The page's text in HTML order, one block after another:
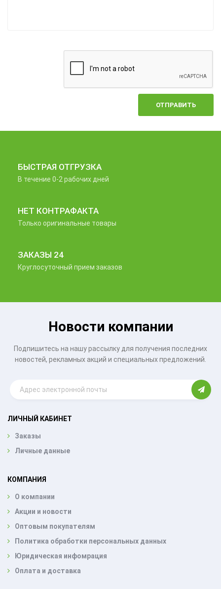
ОТПРАВИТЬ
БЫСТРАЯ ОТГРУЗКА
В течение 0-2 рабочих дней
НЕТ КОНТРАФАКТА
Только оригинальные товары
ЗАКАЗЫ 24
Круглосуточный прием заказов
Новости компании
Подпишитесь на нашу рассылку для получения последних
новостей, рекламных акций и специальных предложений.
ЛИЧНЫЙ КАБИНЕТ
Заказы
Личные данные
КОМПАНИЯ
О компании
Акции и новости
Оптовым покупателям
Политика обработки персональных данных
Юридическая инфомрация
Оплата и доставка